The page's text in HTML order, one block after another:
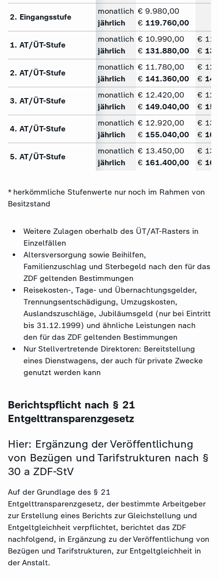
2. Eingangsstufe
monatlich
jährlich
€ 9.980,00
€ 119.760,00
1. AT/ÜT-Stufe
monatlich
jährlich
€ 10.990,00
€ 131.880,00
€
€
2. AT/ÜT-Stufe
monatlich
jährlich
€ 11.780,00
€ 141.360,00
€
€
3. AT/ÜT-Stufe
monatlich
jährlich
€ 12.420,00
€ 149.040,00
€
€
4. AT/ÜT-Stufe
monatlich
jährlich
€ 12.920,00
€ 155.040,00
€
€
5. AT/ÜT-Stufe
monatlich
jährlich
€ 13.450,00
€ 161.400,00
€
€
* herkömmliche Stufenwerte nur noch im Rahmen von
Besitzstand
Weitere Zulagen oberhalb des ÜT/AT-Rasters in
Einzelfällen
Altersversorgung sowie Beihilfen,
Familienzuschlag und Sterbegeld nach den für das
ZDF geltenden Bestimmungen
Reisekosten-, Tage- und Übernachtungsgelder,
Trennungsentschädigung, Umzugskosten,
Auslandszuschläge, Jubiläumsgeld (nur bei Eintritt
bis 31.12.1999) und ähnliche Leistungen nach
den für das ZDF geltenden Bestimmungen
Nur Stellvertretende Direktoren: Bereitstellung
eines Dienstwagens, der auch für private Zwecke
genutzt werden kann
Berichtspflicht nach § 21
Entgelttransparenzgesetz
Hier: Ergänzung der Veröffentlichung
von Bezügen und Tarifstrukturen nach §
30 a ZDF-StV
Auf der Grundlage des § 21
Entgelttransparenzgesetz, der bestimmte Arbeitgeber
zur Erstellung eines Berichts zur Gleichstellung und
Entgeltgleichheit verpflichtet, berichtet das ZDF
nachfolgend, in Ergänzung zu der Veröffentlichung von
Bezügen und Tarifstrukturen, zur Entgeltgleichheit in
der Anstalt.